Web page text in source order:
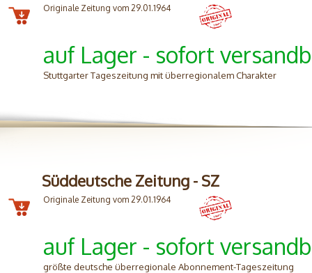
Originale Zeitung vom 29.01.1964
auf Lager - sofort
Stuttgarter Tageszeitung mit überregionalem Charakter
Süddeutsche Zeitung - SZ
Originale Zeitung vom 29.01.1964
auf Lager - sofort
größte deutsche überregionale Abonnement-Tageszeitung